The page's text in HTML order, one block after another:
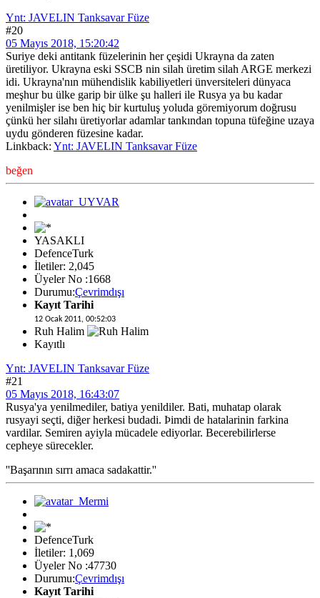
Ynt: JAVELIN Tanksavar Füze
#20
05 Mayıs 2018, 15:20:42
Suriye deki antitank füzelerinin her çeşidi Ukrayna da zaten
üretiliyor. Ukrayna eski SSCB nin silah üretim silah ARGE merkezi
idi. Ukrayna'nın mühendislik kabiliyetleri ünversiteleri dünyaca
meşhur bu ülke garip bir ülke şu halleri ile Rusya ya bu kadar
yenilmişler ise ben hiç bir kurtuluş yoluda göremiyorum doğrusu
çünkü her silahı üretiyorlar adamlar tankından topuna tüfeğine uzaya
uydu gönderen füzesine kadar.
Linkback: Ynt: JAVELIN Tanksavar Füze
beğen
YASAKLI
DefenceTurk
İletiler: 2,045
Üyeler No :1668
Durumu:Çevrimdışı
Kayıt Tarihi
12 Ocak 2011, 00:52:03
Ruh Halim
Kayıtlı
Ynt: JAVELIN Tanksavar Füze
#21
05 Mayıs 2018, 16:43:07
Rusya'ya yenilmediler, batiya yenildiler. Bati, muhatap olarak
rusyayi seçti, diğer herkesi budadi. Þimdi de hatalarinin farkina
vardilar. Semiren ayiyla mücadele ediyorlar. Becerebilirlerse
cepheye sürecekler.
''Başarının sırrı amaca sadakattir.''
DefenceTurk
İletiler: 1,069
Üyeler No :47730
Durumu:Çevrimdışı
Kayıt Tarihi